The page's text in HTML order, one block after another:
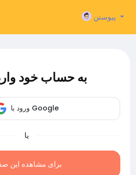
پیوستن
به حساب خود
ورود با Google
یا
برای مشاهده این